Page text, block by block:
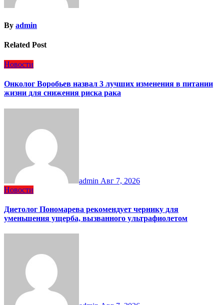
By admin
Related Post
Новости
Онколог Воробьев назвал 3 лучших изменения в питании
жизни для снижения риска рака
admin Авг 7, 2026
Новости
Диетолог Пономарева рекомендует чернику для
уменьшения ущерба, вызванного ультрафиолетом